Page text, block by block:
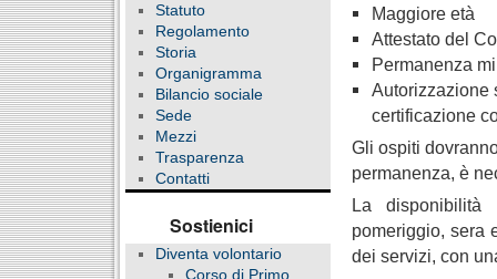
Statuto
Regolamento
Storia
Organigramma
Bilancio sociale
Sede
Mezzi
Trasparenza
Contatti
Sostienici
Diventa volontario
Corso di Primo
Maggiore età
Attestato del
Permanenza
Autorizzazione
certificazione
Gli ospiti
permanenza, è
La
pomeriggio, sera
dei servizi, con